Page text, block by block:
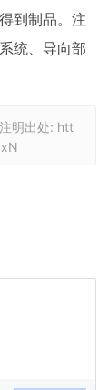
到制品。注
统、导向部
明出处: htt